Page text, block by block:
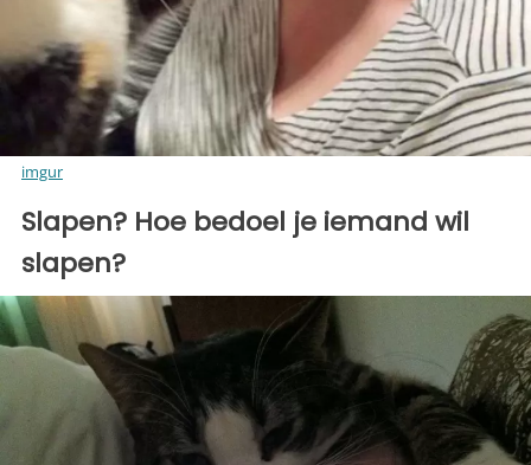
imgur
Slapen? Hoe bedoel je iemand wil
slapen?